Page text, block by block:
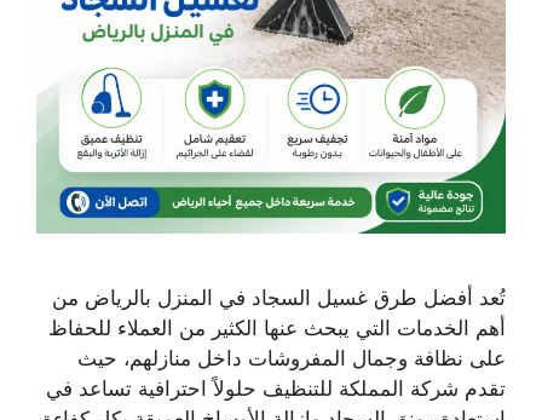
تُعد أفضل طرق غسيل السجاد في المنزل بالرياض من
أهم الخدمات التي يبحث عنها الكثير من العملاء للحفاظ
على نظافة وجمال المفروشات داخل منازلهم، حيث
تقدم شركة المملكة للتنظيف حلولاً احترافية تساعد في